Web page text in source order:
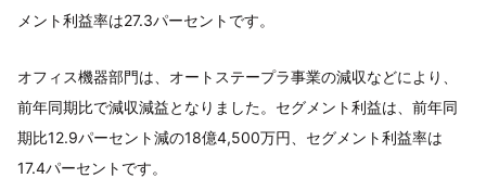
メント利益率は27.3パーセントです。
オフィス機器部門は、オートステープラ事業の減収などにより、
前年同期比で減収減益となりました。セグメント利益は、前年同
期比12.9パーセント減の18億4,500万円、セグメント利益率は
17.4パーセントです。